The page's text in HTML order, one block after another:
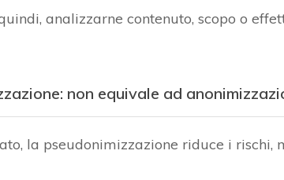
analizzarne contenuto, scopo o
non equivale ad
la pseudonimizzazione riduce i rischi,